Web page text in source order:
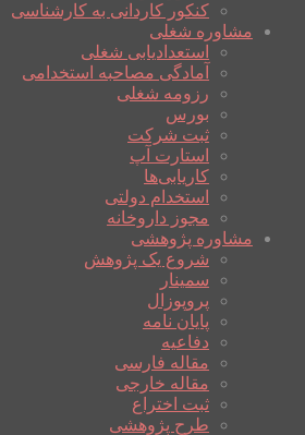
کنکور کاردانی به کارشناسی
مشاوره شغلی
استعدادیابی شغلی
آمادگی مصاحبه استخدامی
رزومه شغلی
بورس
ثبت شرکت
استارت آپ
کاریابی‌ها
استخدام دولتی
مجوز داروخانه
مشاوره پژوهشی
شروع یک پژوهش
سمینار
پروپوزال
پایان نامه
دفاعیه
مقاله فارسی
مقاله خارجی
ثبت اختراع
طرح پژوهشی